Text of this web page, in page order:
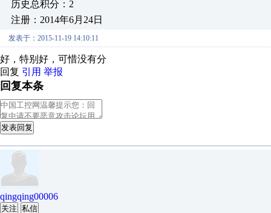
历史总积分：2
注册：2014年6月24日
发表于：2015-11-19 14:10:11
好，特别好，可惜没有分
回复 引用 举报
回复本条
发表回复
qingqing00006
关注 私信